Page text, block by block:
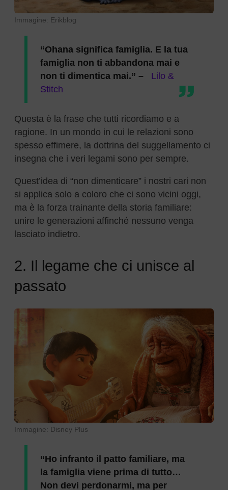
Immagine: Erikblog
“Ohana significa famiglia. E la tua
famiglia non ti abbandona mai e
non ti dimentica mai.” – Lilo &
Stitch
Questa è la frase che tutti ricordiamo e a
ragione. In un mondo in cui le relazioni sono
spesso effimere, la dottrina del suggellamento ci
insegna che i veri legami sono per sempre.
Quest’idea di “non dimenticare” i nostri cari non
si applica solo a coloro che ci sono vicini oggi,
ma è la forza trainante della storia familiare:
unire le generazioni affinché nessuno venga
lasciato indietro.
2. Il legame che ci unisce al
passato
Immagine: Disney Plus
“Ho infranto il patto familiare, ma
la famiglia viene prima di tutto…
Non devi perdonarmi, ma per